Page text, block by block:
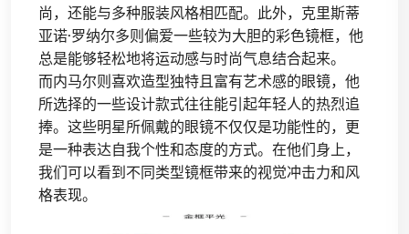
尚，还能与多种服装风格相匹配。此外，克里斯蒂
亚诺·罗纳尔多则偏爱一些较为大胆的彩色镜框，他
总是能够轻松地将运动感与时尚气息结合起来。
而内马尔则喜欢造型独特且富有艺术感的眼镜，他
所选择的一些设计款式往往能引起年轻人的热烈追
捧。这些明星所佩戴的眼镜不仅仅是功能性的，更
是一种表达自我个性和态度的方式。在他们身上，
我们可以看到不同类型镜框带来的视觉冲击力和风
格表现。